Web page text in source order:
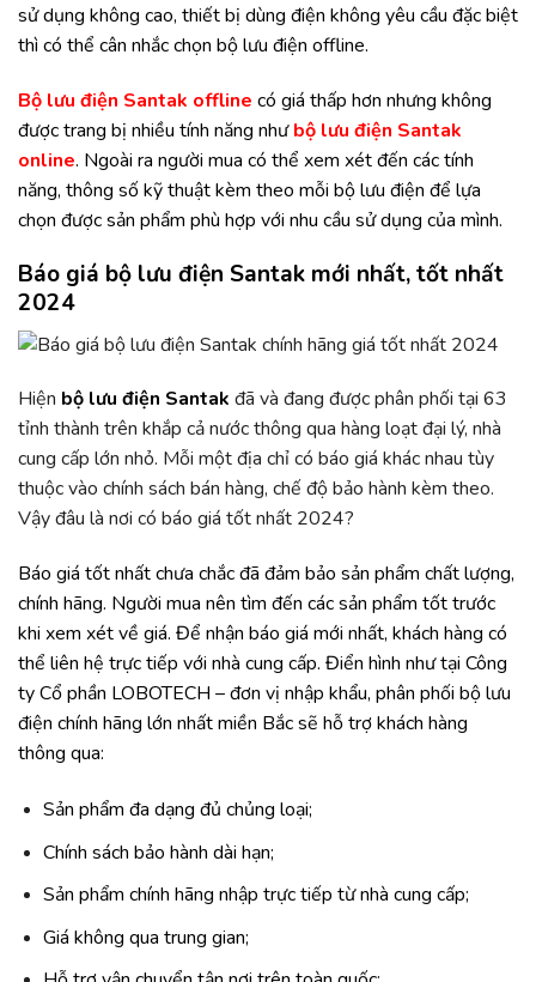
sử dụng không cao, thiết bị dùng điện không yêu cầu đặc biệt
thì có thể cân nhắc chọn bộ lưu điện offline.
Bộ lưu điện Santak offline có giá thấp hơn nhưng không
được trang bị nhiều tính năng nhưbộ lưu điện Santak
online. Ngoài ra người mua có thể xem xét đến các tính
năng, thông số kỹ thuật kèm theo mỗi bộ lưu điện để lựa
chọn được sản phẩm phù hợp với nhu cầu sử dụng của mình.
Báo giá bộ lưu điện Santak mới nhất, tốt nhất
2024
Hiện bộ lưu điện Santak đã và đang được phân phối tại 63
tỉnh thành trên khắp cả nước thông qua hàng loạt đại lý, nhà
cung cấp lớn nhỏ. Mỗi một địa chỉ có báo giá khác nhau tùy
thuộc vào chính sách bán hàng, chế độ bảo hành kèm theo.
Vậy đâu là nơi có báo giá tốt nhất 2024?
Báo giá tốt nhất chưa chắc đã đảm bảo sản phẩm chất lượng,
chính hãng. Người mua nên tìm đến các sản phẩm tốt trước
khi xem xét về giá. Để nhận báo giá mới nhất, khách hàng có
thể liên hệ trực tiếp với nhà cung cấp. Điển hình như tại Công
ty Cổ phần LOBOTECH – đơn vị nhập khẩu, phân phối bộ lưu
điện chính hãng lớn nhất miền Bắc sẽ hỗ trợ khách hàng
thông qua:
Sản phẩm đa dạng đủ chủng loại;
Chính sách bảo hành dài hạn;
Sản phẩm chính hãng nhập trực tiếp từ nhà cung cấp;
Giá không qua trung gian;